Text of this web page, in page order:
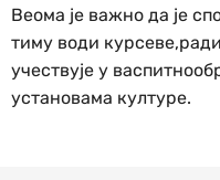
Веома је важно да је
тиму води
учествује у
установама културе.